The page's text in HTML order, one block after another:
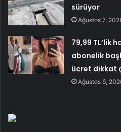
sürüyor
Ağustos 7,
79,99 TL’lik
abonelik
ücret dikkat
Ağustos 6,